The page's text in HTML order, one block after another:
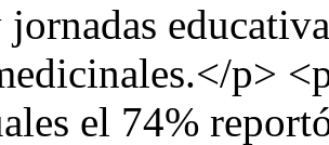
p>
el 74%